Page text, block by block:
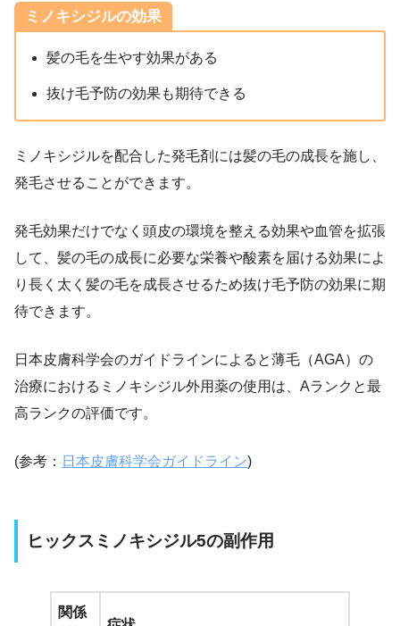
ミノキシジルの効果
髪の毛を生やす効果がある
抜け毛予防の効果も期待できる
ミノキシジルを配合した発毛剤には髪の毛の成長を施し、
発毛させることができます。
発毛効果だけでなく頭皮の環境を整える効果や血管を拡張
して、髪の毛の成長に必要な栄養や酸素を届ける効果によ
り長く太く髪の毛を成長させるため抜け毛予防の効果に期
待できます。
日本皮膚科学会のガイドラインによると薄毛（AGA）の
治療におけるミノキシジル外用薬の使用は、Aランクと最
高ランクの評価です。
(参考： 日本皮膚科学会ガイドライン)
ヒックスミノキシジル5の副作用
関係